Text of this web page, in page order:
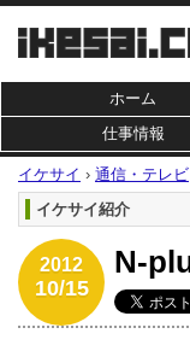
ホーム
仕事情報
イケサイ › 通信・テレビ
イケサイ紹介
2012
10/15
N-